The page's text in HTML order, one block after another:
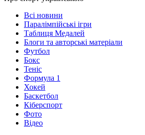
Всі новини
Паралімпійські ігри
Таблиця Медалей
Блоги та авторські матеріали
Футбол
Бокс
Теніс
Формула 1
Хокей
Баскетбол
Кіберспорт
Фото
Відео